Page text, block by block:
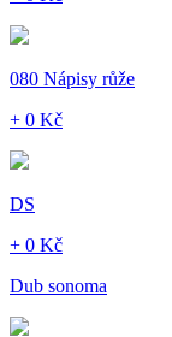
080 Nápisy růže
+ 0 Kč
DS
+ 0 Kč
Dub sonoma